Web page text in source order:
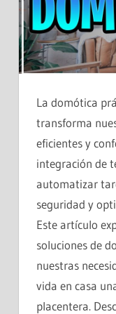
La domótica
transforma
eficientes y
integración de
automatizar
seguridad y
Este artículo
soluciones de
nuestras
vida en casa
placentera.